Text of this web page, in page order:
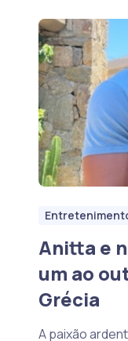
Anitta e
um ao
Grécia
A paixão